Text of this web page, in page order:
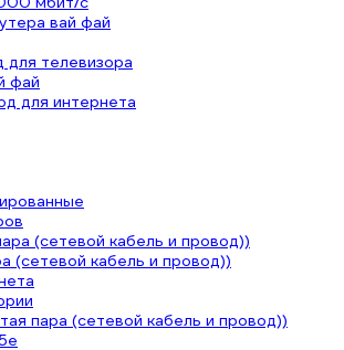
вай фай
телевизора
фай
для интернета
(сетевой кабель и провод))
(сетевой кабель и провод))
пара (сетевой кабель и провод))